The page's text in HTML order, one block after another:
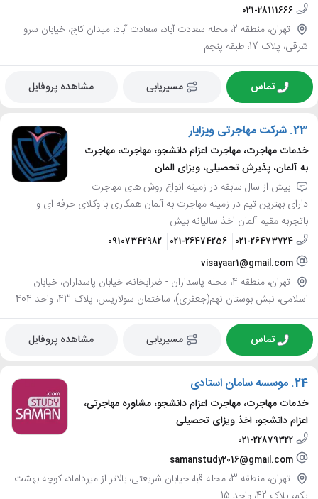
021-28111666
تهران، منطقه 2، محله سعادت آباد، سعادت آباد، میدان کاج، خیابان سرو
شرقی، پلاک 17، طبقه پنجم
تماس مسیریابی مشاهده پروفایل
23. شرکت مهاجرتی ویزایار
خدمات مهاجرت، مهاجرت اعزام دانشجو، مهاجرت، مهاجرت
به آلمان، پذیرش تحصیلی، ویزای المان
بیش از سال سابقه در زمینه انواع روش های مهاجرت
دارای بهترین تیم در زمینه مهاجرت به آلمان همکاری با وکلای حرفه ای و
باتجربه مقیم آلمان اخذ سالیانه بیش ...
021-26473724
021-26474256
09107342982
visayaar1@gmail.com
تهران، منطقه 4، محله پاسداران - ضرابخانه، خیابان پاسداران، خیابان
اسلامی، نبش بوستان نهم(جعفری)، ساختمان سولاریس، پلاک 43، واحد 404
تماس مسیریابی مشاهده پروفایل
24. موسسه سامان استادی
خدمات مهاجرت، مهاجرت اعزام دانشجو، مشاوره مهاجرتی،
اعزام دانشجو، اخذ ویزای تحصیلی
021-22879322
samanstudy2016@gmail.com
تهران، منطقه 3، محله قبا، خیابان شریعتی، بالاتر از میرداماد، کوچه بهشت